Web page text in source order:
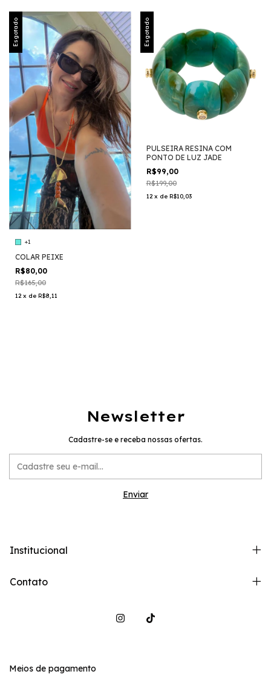
Esgotado
+1
COLAR PEIXE
R$80,00
R$165,00
12 x de R$8,11
Esgotado
PULSEIRA RESINA COM
PONTO DE LUZ JADE
R$99,00
R$199,00
12 x de R$10,03
Newsletter
Cadastre-se e receba nossas ofertas.
Institucional
Contato
Meios de pagamento